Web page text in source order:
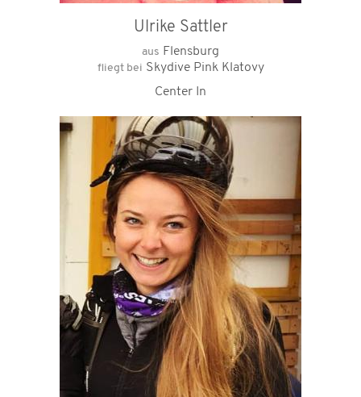
Ulrike Sattler
aus Flensburg
fliegt bei Skydive Pink Klatovy
Center In